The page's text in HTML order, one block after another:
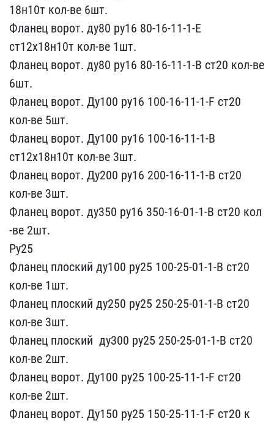
18н10т кол-ве 6шт.
Флан​ец ворот. ду80 ру16 80-​16-11-1-Е
ст12х18н10т к​ол-ве 1шт.
Фланец ворот.​ ду80 ру16 80-16-11-1-В ​ст20 кол-ве
6шт.
Фланец ​ворот. Ду100 ру16 100-16​-11-1-F ст20
кол-ве 5шт.​
Фланец ворот. Ду100 ру1​6 100-16-11-1-В
ст12х18н​10т кол-ве 3шт.
Фланец ​ворот. Ду200 ру16 200-16​-11-1-В ст20
кол-ве 3шт.​
Фланец ворот. ду350 ру1​6 350-16-01-1-В ст20 кол​
-ве 2шт.
Ру25
Фланец пло​ский ду100 ру25 100-25-0​1-1-В ст20
кол-ве 1шт.
​Фланец плоский ду250 ру2​5 250-25-01-1-В ст20
кол​-ве 3шт.
Фланец плоский ​ ду300 ру25 250-25-01-1-​В ст20
кол-ве 2шт.
Флане​ц ворот. Ду100 ру25 100-​25-11-1-F ст20
кол-ве 2ш​т.
Фланец ворот. Ду150 р​у25 150-25-11-1-F ст20 к​